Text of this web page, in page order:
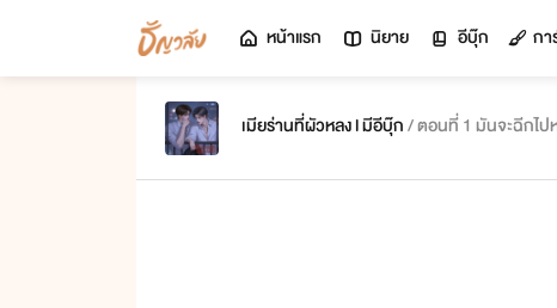
หน้าแรก นิยาย อีบุ๊ก ก
เมียร่านที่ผัวหลง l มีอีบุ๊ก / ตอนที่ 1 มันจ